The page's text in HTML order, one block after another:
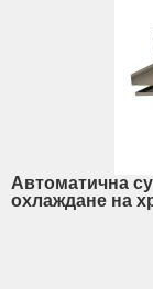
Автоматична
охлаждане на